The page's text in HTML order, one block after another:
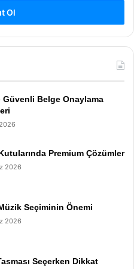
Ol
Belge Onaylama
Premium Çözümler
2026
Seçiminin Önemi
2026
Seçerken Dikkat